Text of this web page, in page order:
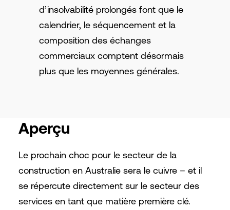
d’insolvabilité prolongés font que le
calendrier, le séquencement et la
composition des échanges
commerciaux comptent désormais
plus que les moyennes générales.
Aperçu
Le prochain choc pour le secteur de la
construction en Australie sera le cuivre – et il
se répercute directement sur le secteur des
services en tant que matière première clé.